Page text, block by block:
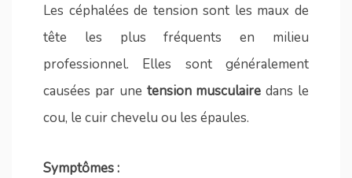
Les céphalées de tension sont les maux de
tête les plus fréquents en milieu
professionnel. Elles sont généralement
causées par une tension musculaire dans le
cou, le cuir chevelu ou les épaules.
Symptômes :